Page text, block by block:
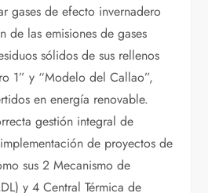
gases de efecto invernadero
de las emisiones de gases
sólidos de sus rellenos
1” y “Modelo del Callao”,
en energía renovable.
gestión integral de
de proyectos de
sus 2 Mecanismo de
y 4 Central Térmica de